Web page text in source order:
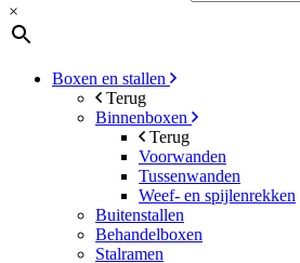
×
Boxen en stallen
Terug
Binnenboxen
Terug
Voorwanden
Tussenwanden
Weef- en spijlenrekken
Buitenstallen
Behandelboxen
Stalramen